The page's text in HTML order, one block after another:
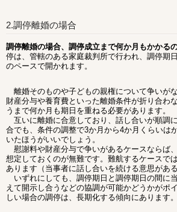
2.調停離婚の場合
調停離婚の場合、調停成立まで何か月もかかる
停は、管轄のある家庭裁判所で行われ、調停期
のペースで開かれます。
離婚そのものや子どもの親権について争いが
財産分与や養育費といった離婚条件が折り合わ
うまで何か月も期日を重ねる必要があります。
互いに離婚に合意しており、話し合いが順調
合でも、条件の調整で3か月から4か月くらいは
いたほうがいいでしょう。
慰謝料や財産分与で争いがあるケースならば
想定しておくのが無難です。難航するケースで
あります（当事者に話し合いを続ける意思があ
いずれにしても、調停期日と調停期日の間に
えて開示し合うなどの協調が可能かどうかがポ
しい場合の調停は、長期化する傾向にあります。